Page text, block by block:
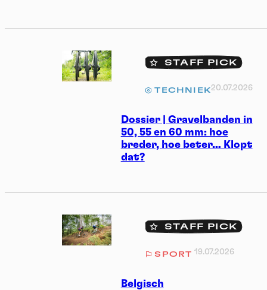
Dossier | Gravelbanden in
50, 55 en 60 mm: hoe
breder, hoe beter… Klopt
dat?
STAFF PICK
TECHNIEK20.07.2026
Belgisch
STAFF PICK
SPORT 19.07.2026